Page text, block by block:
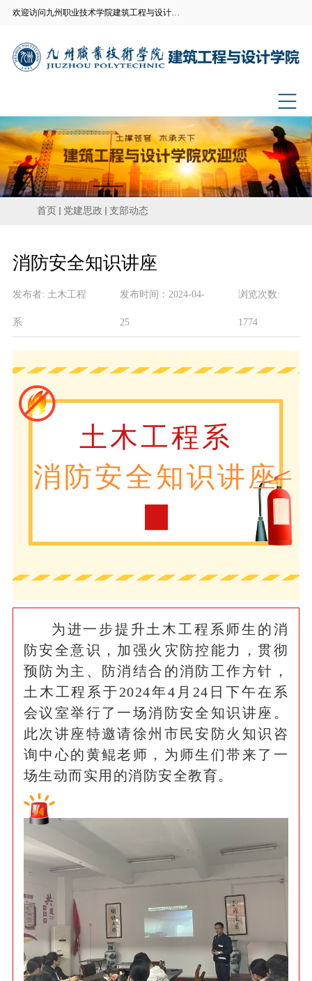
欢迎访问九州职业技术学院建筑工程与设计学院官方网站
首页 党建思政 支部动态
消防安全知识讲座
发布者: 土木工程
系
发布时间：2024-04-
25
浏览次数:
1774
土木工程系
消防安全知识讲座
为进一步提升土木工程系师生的消
防安全意识，加强火灾防控能力，贯彻
预防为主、防消结合的消防工作方针，
土木工程系于2024年4月24日下午在系
会议室举行了一场消防安全知识讲座。
此次讲座特邀请徐州市民安防火知识咨
询中心的黄鲲老师，为师生们带来了一
场生动而实用的消防安全教育。